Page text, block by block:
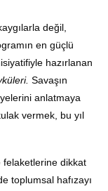
değil,
en güçlü
hazırlanan
Savaşın
anlatmaya
vermek, bu yıl
felaketlerine dikkat
toplumsal hafızayı